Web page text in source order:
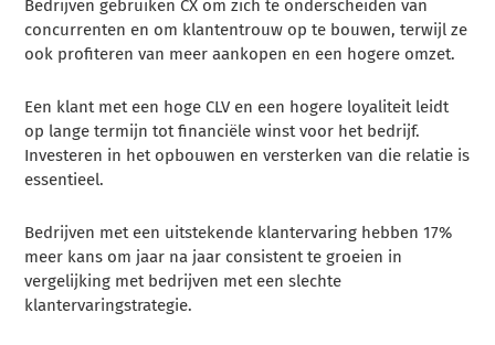
Bedrijven gebruiken CX om zich te onderscheiden van
concurrenten en om klantentrouw op te bouwen, terwijl ze
ook profiteren van meer aankopen en een hogere omzet.
Een klant met een hoge CLV en een hogere loyaliteit leidt
op lange termijn tot financiële winst voor het bedrijf.
Investeren in het opbouwen en versterken van die relatie is
essentieel.
Bedrijven met een uitstekende klantervaring hebben 17%
meer kans om jaar na jaar consistent te groeien in
vergelijking met bedrijven met een slechte
klantervaringstrategie.